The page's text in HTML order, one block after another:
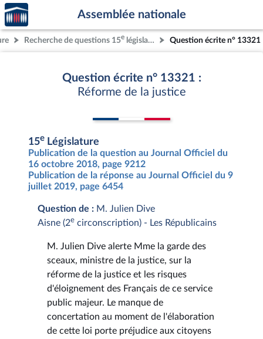
Aller au contenu
Aller en bas de la page
Accèder
à la
page
d'accueil
Assemblée nationale
Recherche de questions 15e législature Question écrite n° 13321
Question écrite n° 13321 :
Réforme de la justice
15e Législature
Publication de la question au Journal Officiel du
16 octobre 2018, page 9212
Publication de la réponse au Journal Officiel du 9
juillet 2019, page 6454
Question de : M. Julien Dive
Aisne (2e circonscription) - Les Républicains
M. Julien Dive alerte Mme la garde des
sceaux, ministre de la justice, sur la
réforme de la justice et les risques
d'éloignement des Français de ce service
public majeur. Le manque de
concertation au moment de l'élaboration
de cette loi porte préjudice aux citoyens